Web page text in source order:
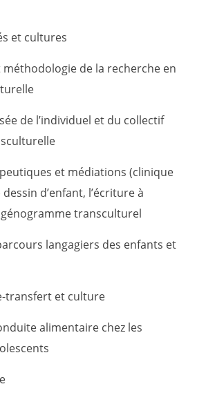
et cultures
de la recherche en
de l’individuel et du collectif
et médiations (clinique
d’enfant, l’écriture à
génogramme transculturel
langagiers des enfants et
transfert et culture
alimentaire chez les